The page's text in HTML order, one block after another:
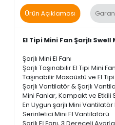
Ürün Açıklaması
El Tipi Mini Fan Şarjlı Swell
Şarjlı Mini El Fanı
Şarjlı Taşınabilir El Tipi Mini Fan
Taşınabilir Masaüstü ve El
Şarjlı Vantilatör & Şarjlı
Mini Fanlar, Kompakt ve
En Uygun şarjlı Mini Vantilatör
Serinletici Mini El Vantilatörü